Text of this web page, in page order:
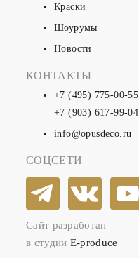
Краски
Шоурумы
Новости
КОНТАКТЫ
+7 (495) 775-00-55
+7 (903) 617-99-04
info@opusdeco.ru
СОЦСЕТИ
Сайт разработан
в студии E-produce